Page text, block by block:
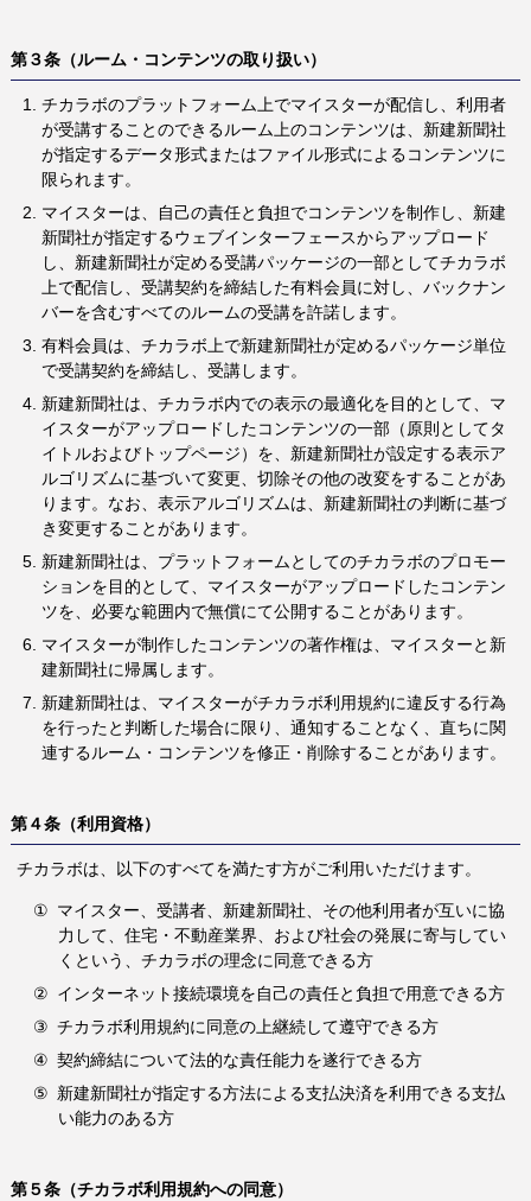
第３条（ルーム・コンテンツの取り扱い）
チカラボのプラットフォーム上でマイスターが配信し、利用者
が受講することのできるルーム上のコンテンツは、新建新聞社
が指定するデータ形式またはファイル形式によるコンテンツに
限られます。
マイスターは、自己の責任と負担でコンテンツを制作し、新建
新聞社が指定するウェブインターフェースからアップロード
し、新建新聞社が定める受講パッケージの一部としてチカラボ
上で配信し、受講契約を締結した有料会員に対し、バックナン
バーを含むすべてのルームの受講を許諾します。
有料会員は、チカラボ上で新建新聞社が定めるパッケージ単位
で受講契約を締結し、受講します。
新建新聞社は、チカラボ内での表示の最適化を目的として、マ
イスターがアップロードしたコンテンツの一部（原則としてタ
イトルおよびトップページ）を、新建新聞社が設定する表示ア
ルゴリズムに基づいて変更、切除その他の改変をすることがあ
ります。なお、表示アルゴリズムは、新建新聞社の判断に基づ
き変更することがあります。
新建新聞社は、プラットフォームとしてのチカラボのプロモー
ションを目的として、マイスターがアップロードしたコンテン
ツを、必要な範囲内で無償にて公開することがあります。
マイスターが制作したコンテンツの著作権は、マイスターと新
建新聞社に帰属します。
新建新聞社は、マイスターがチカラボ利用規約に違反する行為
を行ったと判断した場合に限り、通知することなく、直ちに関
連するルーム・コンテンツを修正・削除することがあります。
第４条（利用資格）
チカラボは、以下のすべてを満たす方がご利用いただけます。
① マイスター、受講者、新建新聞社、その他利用者が互いに協
力して、住宅・不動産業界、および社会の発展に寄与してい
くという、チカラボの理念に同意できる方
② インターネット接続環境を自己の責任と負担で用意できる方
③ チカラボ利用規約に同意の上継続して遵守できる方
④ 契約締結について法的な責任能力を遂行できる方
⑤ 新建新聞社が指定する方法による支払決済を利用できる支払
い能力のある方
第５条（チカラボ利用規約への同意）